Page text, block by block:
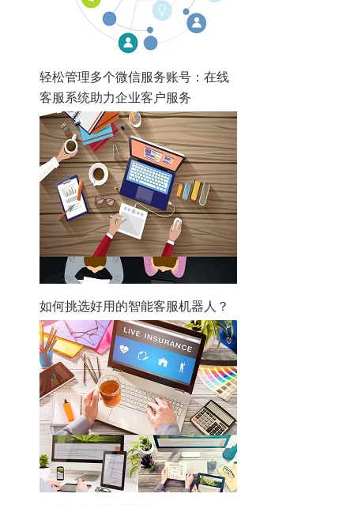
轻松管理多个微信服务账号：在线
客服系统助力企业客户服务
如何挑选好用的智能客服机器人？